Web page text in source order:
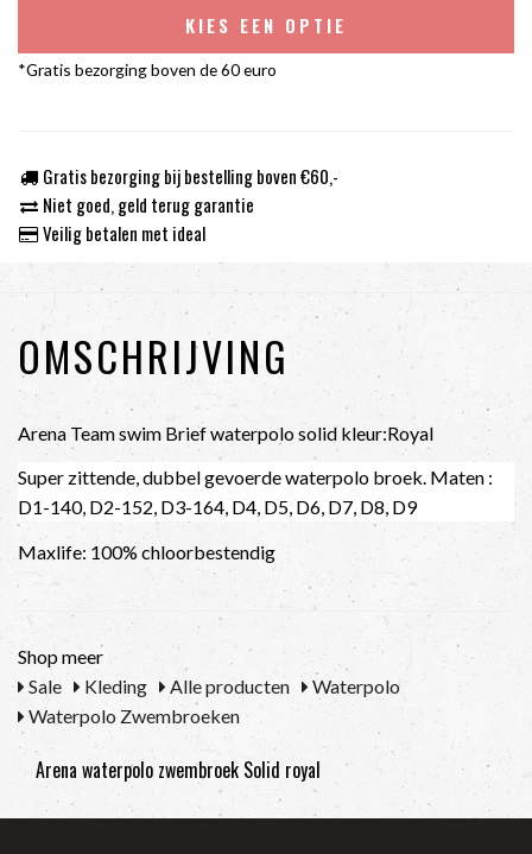
KIES EEN OPTIE
*Gratis bezorging boven de 60 euro
Gratis bezorging bij bestelling boven €60,-
Niet goed, geld terug garantie
Veilig betalen met ideal
OMSCHRIJVING
Arena Team swim Brief waterpolo solid kleur:Royal
Super zittende, dubbel gevoerde waterpolo broek. Maten :
D1-140, D2-152, D3-164, D4, D5, D6, D7, D8, D9
Maxlife: 100% chloorbestendig
Shop meer
Sale
Kleding Alle producten
Waterpolo
Waterpolo Zwembroeken
Arena waterpolo zwembroek Solid royal